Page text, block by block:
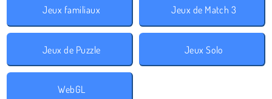
Jeux familiaux Jeux de Match 3
Jeux de Puzzle Jeux Solo
WebGL